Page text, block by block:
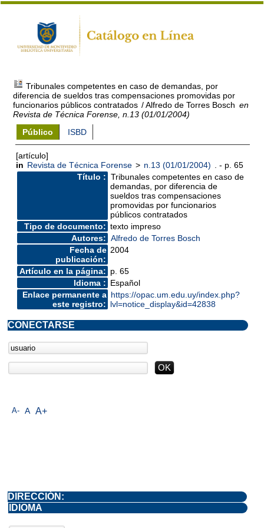
Tribunales competentes en caso de demandas, por
diferencia de sueldos tras compensaciones promovidas por
funcionarios públicos contratados / Alfredo de Torres Bosch en
Revista de Técnica Forense, n.13 (01/01/2004)
Público
ISBD
[artículo]
in Revista de Técnica Forense > n.13 (01/01/2004)
. - p. 65
Título : Tribunales competentes en caso de
demandas, por diferencia de
sueldos tras compensaciones
promovidas por funcionarios
públicos contratados
Tipo de documento: texto impreso
Autores: Alfredo de Torres Bosch
Fecha de
publicación:
2004
Artículo en la página: p. 65
Idioma : Español
Enlace permanente a
este registro:
https://opac.um.edu.uy/index.php?
lvl=notice_display&id=42838
A- A A+
CONECTARSE
DIRECCIÓN:
IDIOMA